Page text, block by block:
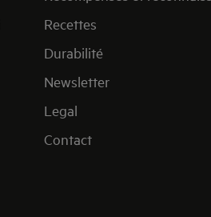
Recettes
Durabilité
Newsletter
Legal
Contact